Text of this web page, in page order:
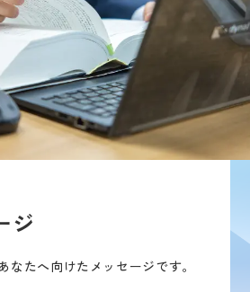
ジ
なたへ向けたメッセージです。